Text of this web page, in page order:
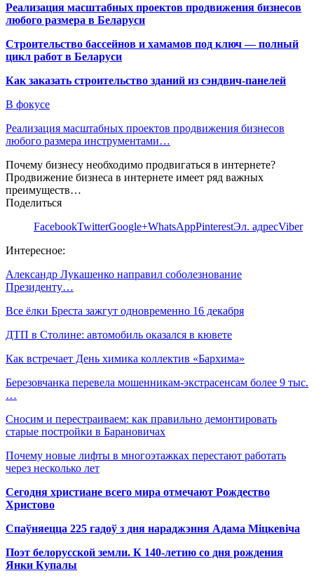
Реализация масштабных проектов продвижения бизнесов
любого размера в Беларуси
Строительство бассейнов и хамамов под ключ — полный
цикл работ в Беларуси
Как заказать строительство зданий из сэндвич-панелей
В фокусе
Реализация масштабных проектов продвижения бизнесов
любого размера инструментами…
Почему бизнесу необходимо продвигаться в интернете?
Продвижение бизнеса в интернете имеет ряд важных
преимуществ…
Поделиться
FacebookTwitterGoogle+WhatsAppPinterestЭл. адресViber
Интересное:
Александр Лукашенко направил соболезнование
Президенту…
Все ёлки Бреста зажгут одновременно 16 декабря
ДТП в Столине: автомобиль оказался в кювете
Как встречает День химика коллектив «Бархима»
Березовчанка перевела мошенникам-экстрасенсам более 9 тыс.
…
Сносим и перестраиваем: как правильно демонтировать
старые постройки в Барановичах
Почему новые лифты в многоэтажках перестают работать
через несколько лет
Сегодня христиане всего мира отмечают Рождество
Христово
Спаўняецца 225 гадоў з дня нараджэння Адама Міцкевіча
Поэт белорусской земли. К 140-летию со дня рождения
Янки Купалы